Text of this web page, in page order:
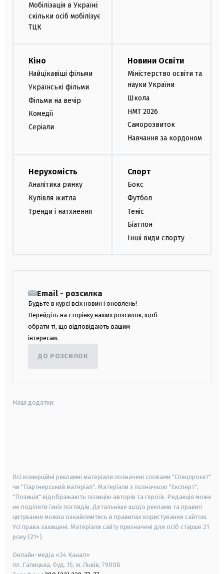
Мобілізація в Україні:
скільки осіб мобілізує
ТЦК
Кіно
Найцікавіші фільми
Українські фільми
Фільми на вечір
Комедії
Серіали
Новини Освіти
Міністерство освіти та
науки України
Школа
НМТ 2026
Саморозвиток
Навчання за кордоном
Нерухомість
Аналітика ринку
Купівля житла
Тренди і натхнення
Спорт
Бокс
Футбол
Теніс
Біатлон
Інші види спорту
Email - розсилка
Будьте в курсі всіх новин і оновлень!
Перейдіть на сторінку наших розсилок, щоб
обрати ті, що відповідають вашим
інтересам.
ДО РОЗСИЛОК
Наші додатки:
Всі комерційні рекламні матеріали позначені словами "Спецпроєкт"
чи "Партнерський матеріал". Матеріали з позначкою "Експерт",
"Позиція" відображають позицію авторів та героїв. Редакція може
не поділяти їхніх поглядів. Детальніше щодо реклами та правил
цитування можна ознайомитись в правилах користування сайтом.
Усі права захищені. Матеріали сайту призначені для осіб старше 21
року (21+)
Онлайн-медіа «24 Канал»
пл. Галицька, буд. 15, м. Львів, 79008